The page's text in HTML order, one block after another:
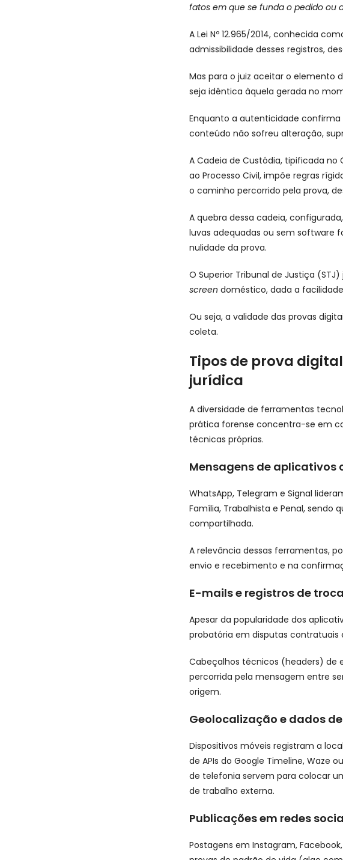
fatos em que se funda o pedido ou
A Lei Nº 12.965/2014, conhecida
admissibilidade desses registros,
Mas para o juiz aceitar o elemento
seja idêntica àquela gerada no
Enquanto a autenticidade confirma
conteúdo não sofreu alteração,
A Cadeia de Custódia, tipificada no
ao Processo Civil, impõe regras
o caminho percorrido pela prova,
A quebra dessa cadeia,
luvas adequadas ou sem software
nulidade da prova.
O Superior Tribunal de Justiça
screen doméstico, dada a
Ou seja, a validade das provas
coleta.
Tipos de prova
jurídica
A diversidade de ferramentas
prática forense concentra-se em
técnicas próprias.
Mensagens de
WhatsApp, Telegram e Signal
Família, Trabalhista e Penal, sendo
compartilhada.
A relevância dessas ferramentas,
envio e recebimento e na
E-mails e registros de
Apesar da popularidade dos
probatória em disputas contratuais
Cabeçalhos técnicos (headers) de
percorrida pela mensagem entre
origem.
Geolocalização e dados de
Dispositivos móveis registram a
de APIs do Google Timeline, Waze
de telefonia servem para colocar
de trabalho externa.
Publicações em redes
Postagens em Instagram,